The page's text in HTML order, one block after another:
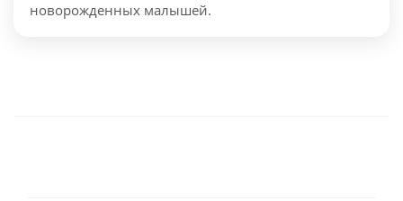
новорожденных малышей.